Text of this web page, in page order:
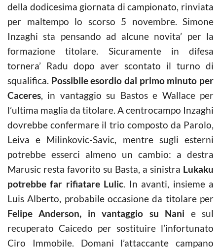
della dodicesima giornata di campionato, rinviata
per maltempo lo scorso 5 novembre. Simone
Inzaghi sta pensando ad alcune novita’ per la
formazione titolare. Sicuramente in difesa
tornera’ Radu dopo aver scontato il turno di
squalifica. Possibile esordio dal primo minuto per
Caceres, in vantaggio su Bastos e Wallace per
l’ultima maglia da titolare. A centrocampo Inzaghi
dovrebbe confermare il trio composto da Parolo,
Leiva e Milinkovic-Savic, mentre sugli esterni
potrebbe esserci almeno un cambio: a destra
Marusic resta favorito su Basta, a sinistra Lukaku
potrebbe far rifiatare Lulic. In avanti, insieme a
Luis Alberto, probabile occasione da titolare per
Felipe Anderson, in vantaggio su Nani e sul
recuperato Caicedo per sostituire l’infortunato
Ciro Immobile. Domani l’attaccante campano